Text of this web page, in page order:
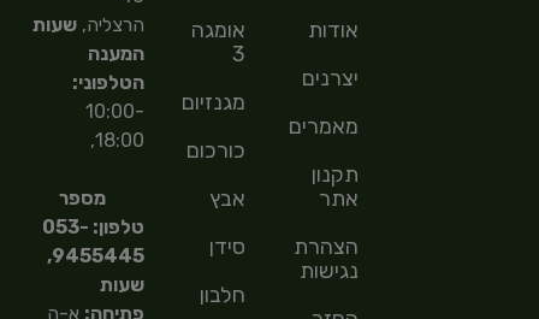
אודות
יצרנים
מאמרים
תקנון
אתר
הצהרת
נגישות
אומגה
3
מגנזיום
כורכום
אבץ
סידן
חלבון
הרצליה,שעות
המענה
הטלפוני:
10:00-
18:00,
מספר
טלפון: 053-
9455445,
שעות
פתיחה: א-ה